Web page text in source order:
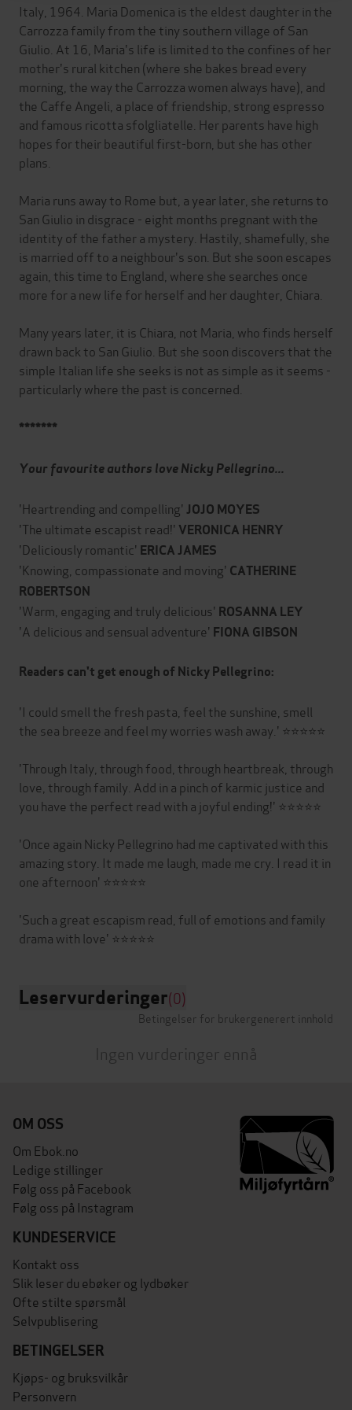
Italy, 1964. Maria Domenica is the eldest daughter in the
Carrozza family from the tiny southern village of San
Giulio. At 16, Maria's life is limited to the confines of her
mother's rural kitchen (where she bakes bread every
morning, the way the Carrozza women always have), and
the Caffe Angeli, a place of friendship, strong espresso
and famous ricotta sfolgliatelle. Her parents have high
hopes for their beautiful first-born, but she has other
plans.
Maria runs away to Rome but, a year later, she returns to
San Giulio in disgrace - eight months pregnant with the
identity of the father a mystery. Hastily, shamefully, she
is married off to a neighbour's son. But she soon escapes
again, this time to England, where she searches once
more for a new life for herself and her daughter, Chiara.
Many years later, it is Chiara, not Maria, who finds herself
drawn back to San Giulio. But she soon discovers that the
simple Italian life she seeks is not as simple as it seems -
particularly where the past is concerned.
*******
Your favourite authors love Nicky Pellegrino...
'Heartrending and compelling' JOJO MOYES
'The ultimate escapist read!' VERONICA HENRY
'Deliciously romantic' ERICA JAMES
'Knowing, compassionate and moving' CATHERINE
ROBERTSON
'Warm, engaging and truly delicious' ROSANNA LEY
'A delicious and sensual adventure' FIONA GIBSON
Readers can't get enough of Nicky Pellegrino:
'I could smell the fresh pasta, feel the sunshine, smell
the sea breeze and feel my worries wash away.' ⭐⭐⭐⭐⭐
'Through Italy, through food, through heartbreak, through
love, through family. Add in a pinch of karmic justice and
you have the perfect read with a joyful ending!' ⭐⭐⭐⭐⭐
'Once again Nicky Pellegrino had me captivated with this
amazing story. It made me laugh, made me cry. I read it in
one afternoon' ⭐⭐⭐⭐⭐
'Such a great escapism read, full of emotions and family
Leservurderinger(0)
Betingelser for brukergenerert innhold
Ingen vurderinger ennå
OM OSS
Om Ebok.no
Ledige stillinger
Følg oss på Facebook
Følg oss på Instagram
KUNDESERVICE
Kontakt oss
Slik leser du ebøker og lydbøker
Ofte stilte spørsmål
Selvpublisering
BETINGELSER
Kjøps- og bruksvilkår
Personvern